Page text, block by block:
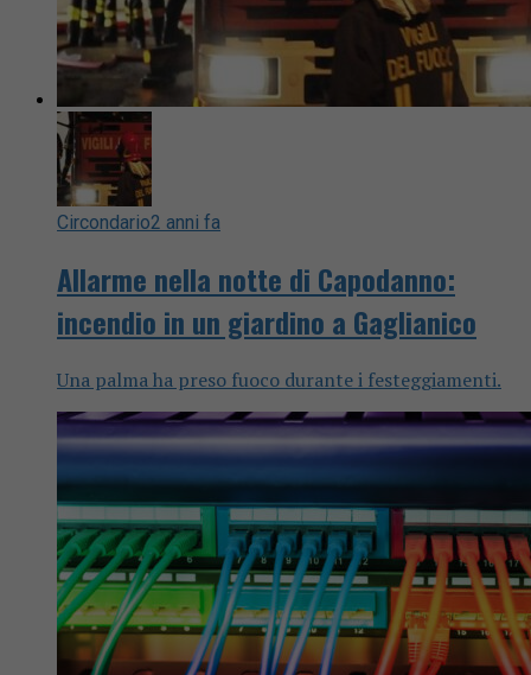
Circondario2 anni fa
Allarme nella notte di Capodanno:
incendio in un giardino a Gaglianico
Una palma ha preso fuoco durante i festeggiamenti.